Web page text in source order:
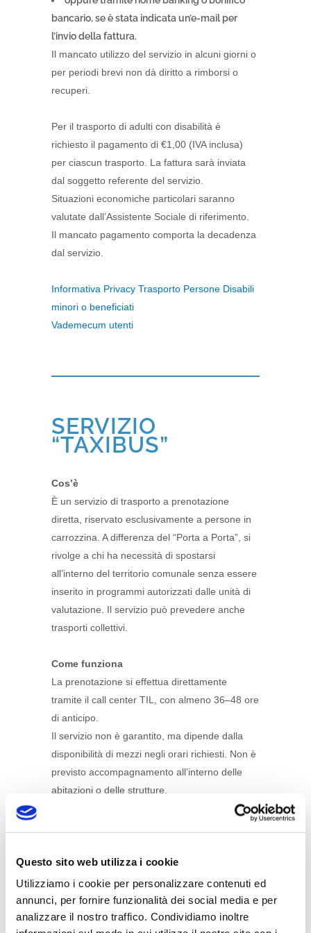
Questo sito web utilizza i cookie
Utilizziamo i cookie per personalizzare contenuti ed
annunci, per fornire funzionalità dei social media e per
analizzare il nostro traffico. Condividiamo inoltre
bancario, se è stata indicata un’e-mail per
l’invio della fattura.
Il mancato utilizzo del servizio in alcuni giorni o
per periodi brevi non dà diritto a rimborsi o
recuperi.
Per il trasporto di adulti con disabilità è
richiesto il pagamento di €1,00 (IVA inclusa)
per ciascun trasporto. La fattura sarà inviata
dal soggetto referente del servizio.
Situazioni economiche particolari saranno
valutate dall’Assistente Sociale di riferimento.
Il mancato pagamento comporta la decadenza
dal servizio.
Informativa Privacy Trasporto Persone Disabili
minori o beneficiati
Vademecum utenti
SERVIZIO
“TAXIBUS”
Cos’è
È un servizio di trasporto a prenotazione
diretta, riservato esclusivamente a persone in
carrozzina. A differenza del “Porta a Porta”, si
rivolge a chi ha necessità di spostarsi
all’interno del territorio comunale senza essere
inserito in programmi autorizzati dalle unità di
valutazione. Il servizio può prevedere anche
trasporti collettivi.
Come funziona
La prenotazione si effettua direttamente
tramite il call center TIL, con almeno 36–48 ore
di anticipo.
Il servizio non è garantito, ma dipende dalla
disponibilità di mezzi negli orari richiesti. Non è
previsto accompagnamento all’interno delle
abitazioni o delle strutture.
nome, cognome, recapiti, eventuali
esigenze specifiche;
giorno e ora del trasporto;
indirizzo completo di partenza (via, numero